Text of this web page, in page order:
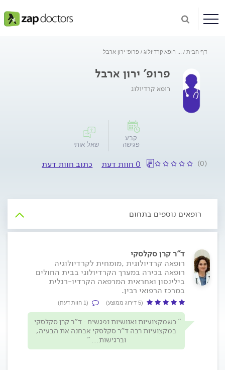
דף הבית רופא קרדיולוג פרופ' ירון ארבל
פרופ' ירון ארבל
רופא קרדיולוג
קבע
פגישה
שאל אותי
(0) 0 חוות דעת כתוב חוות דעת
רופאים נוספים בתחום
ד"ר קרן סקלסקי
רופאה קרדיולוגית ,מומחית לקרדיולוגיה
רופאה בכירה במערך הקרדיולוגי בבית החולים
בילינסון ואחראית המרפאה הקרדיו-רנלית
במרכז הרפואי רבין.
(5 דירוג ממוצע) (1 חוות דעת)
כשמקצועיות ואנושיות נפגשים- ד״ר קרן סקלסקי.
במקצועיות רבה ד״ר סקלסקי אבחנה את הבעיה,
וברגישות...